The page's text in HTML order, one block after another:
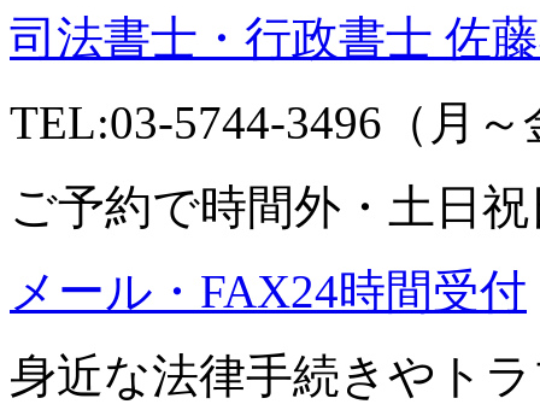
司法書士・行政書士 佐
TEL:03-5744-3496（月
ご予約で時間外・土日
メール・FAX24時間受付
身近な法律手続きやト